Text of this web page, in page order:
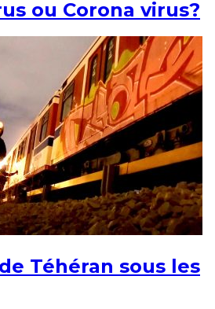
ou Corona virus?
Téhéran sous les